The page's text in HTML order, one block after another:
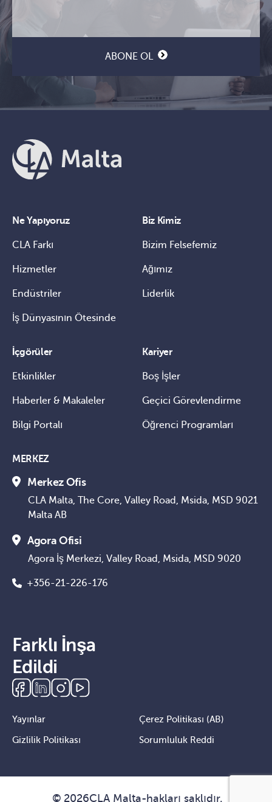
posta
ABONE OL
Ne Yapıyoruz
CLA Farkı
Hizmetler
Endüstriler
İş Dünyasının Ötesinde
Biz Kimiz
Bizim Felsefemiz
Ağımız
Liderlik
İçgörüler
Etkinlikler
Haberler & Makaleler
Bilgi Portalı
Kariyer
Boş İşler
Geçici Görevlendirme
Öğrenci Programları
MERKEZ
Merkez Ofis
CLA Malta, The Core, Valley Road, Msida, MSD 9021
Malta AB
Agora Ofisi
Agora İş Merkezi, Valley Road, Msida, MSD 9020
+356-21-226-176
Farklı İnşa
Edildi
Yayınlar Çerez Politikası (AB)
Gizlilik Politikası Sorumluluk Reddi
© 2026CLA Malta-hakları saklıdır.